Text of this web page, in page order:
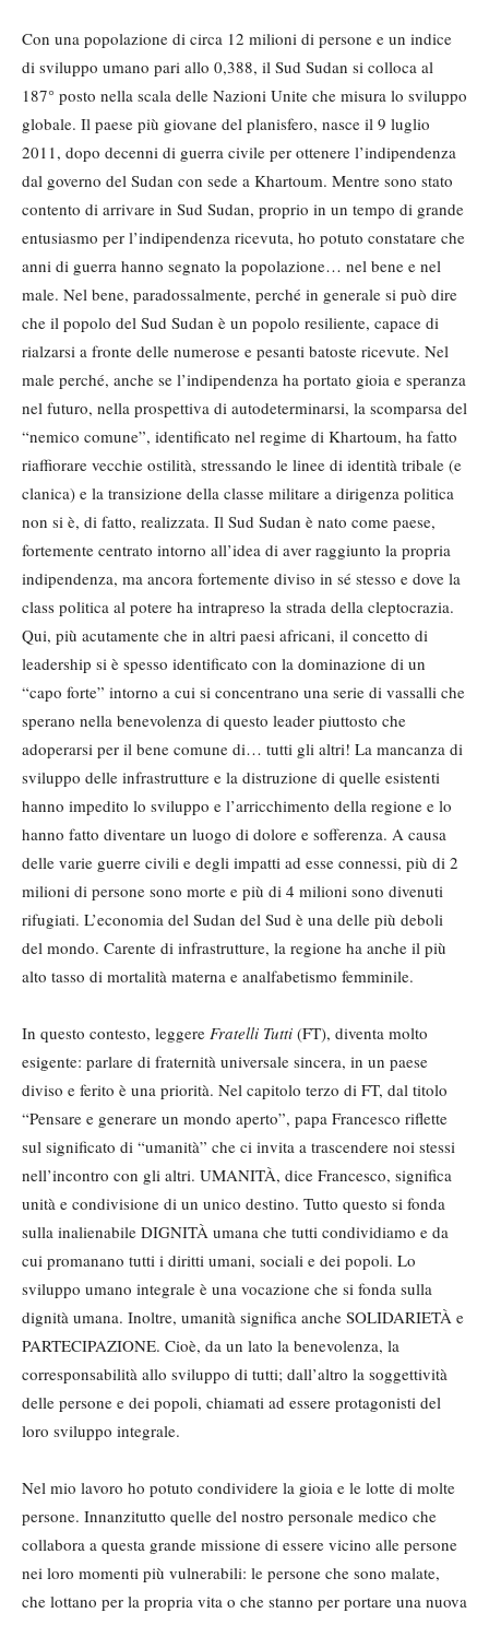
Con una popolazione di circa 12 milioni di persone e un indice
di sviluppo umano pari allo 0,388, il Sud Sudan si colloca al
187° posto nella scala delle Nazioni Unite che misura lo sviluppo
globale. Il paese più giovane del planisfero, nasce il 9 luglio
2011, dopo decenni di guerra civile per ottenere l’indipendenza
dal governo del Sudan con sede a Khartoum. Mentre sono stato
contento di arrivare in Sud Sudan, proprio in un tempo di grande
entusiasmo per l’indipendenza ricevuta, ho potuto constatare che
anni di guerra hanno segnato la popolazione… nel bene e nel
male. Nel bene, paradossalmente, perché in generale si può dire
che il popolo del Sud Sudan è un popolo resiliente, capace di
rialzarsi a fronte delle numerose e pesanti batoste ricevute. Nel
male perché, anche se l’indipendenza ha portato gioia e speranza
nel futuro, nella prospettiva di autodeterminarsi, la scomparsa del
“nemico comune”, identificato nel regime di Khartoum, ha fatto
riaffiorare vecchie ostilità, stressando le linee di identità tribale (e
clanica) e la transizione della classe militare a dirigenza politica
non si è, di fatto, realizzata. Il Sud Sudan è nato come paese,
fortemente centrato intorno all’idea di aver raggiunto la propria
indipendenza, ma ancora fortemente diviso in sé stesso e dove la
class politica al potere ha intrapreso la strada della cleptocrazia.
Qui, più acutamente che in altri paesi africani, il concetto di
leadership si è spesso identificato con la dominazione di un
“capo forte” intorno a cui si concentrano una serie di vassalli che
sperano nella benevolenza di questo leader piuttosto che
adoperarsi per il bene comune di… tutti gli altri! La mancanza di
sviluppo delle infrastrutture e la distruzione di quelle esistenti
hanno impedito lo sviluppo e l’arricchimento della regione e lo
hanno fatto diventare un luogo di dolore e sofferenza. A causa
delle varie guerre civili e degli impatti ad esse connessi, più di 2
milioni di persone sono morte e più di 4 milioni sono divenuti
rifugiati. L’economia del Sudan del Sud è una delle più deboli
del mondo. Carente di infrastrutture, la regione ha anche il più
alto tasso di mortalità materna e analfabetismo femminile.
In questo contesto, leggere Fratelli Tutti (FT), diventa molto
esigente: parlare di fraternità universale sincera, in un paese
diviso e ferito è una priorità. Nel capitolo terzo di FT, dal titolo
“Pensare e generare un mondo aperto”, papa Francesco riflette
sul significato di “umanità” che ci invita a trascendere noi stessi
nell’incontro con gli altri. UMANITÀ, dice Francesco, significa
unità e condivisione di un unico destino. Tutto questo si fonda
sulla inalienabile DIGNITÀ umana che tutti condividiamo e da
cui promanano tutti i diritti umani, sociali e dei popoli. Lo
sviluppo umano integrale è una vocazione che si fonda sulla
dignità umana. Inoltre, umanità significa anche SOLIDARIETÀ e
PARTECIPAZIONE. Cioè, da un lato la benevolenza, la
corresponsabilità allo sviluppo di tutti; dall’altro la soggettività
delle persone e dei popoli, chiamati ad essere protagonisti del
loro sviluppo integrale.
Nel mio lavoro ho potuto condividere la gioia e le lotte di molte
persone. Innanzitutto quelle del nostro personale medico che
collabora a questa grande missione di essere vicino alle persone
nei loro momenti più vulnerabili: le persone che sono malate,
che lottano per la propria vita o che stanno per portare una nuova